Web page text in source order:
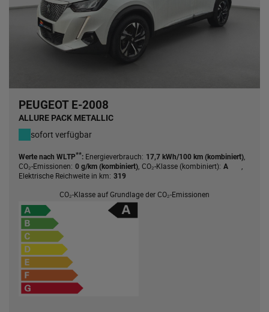
PEUGEOT E-2008
ALLURE PACK METALLIC
sofort verfügbar
Werte nach WLTP**: Energieverbrauch: 17,7 kWh/100 km (kombiniert)
CO₂-Emissionen: 0 g/km (kombiniert) CO₂-Klasse (kombiniert): A
Elektrische Reichweite in km: 319
CO₂-Klasse auf Grundlage der CO₂-Emissionen